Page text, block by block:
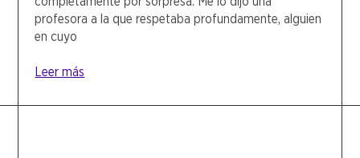
profesora a la que respetaba profundamente, alguien
en cuyo
Leer más